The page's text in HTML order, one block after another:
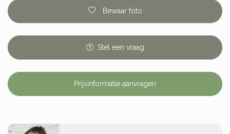
Bewaar foto
Stel een vraag
Prijsinformatie aanvragen